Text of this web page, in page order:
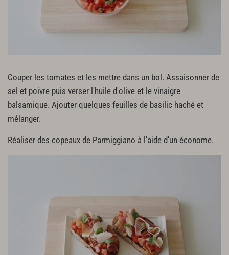
Couper les tomates et les mettre dans un bol. Assaisonner de
sel et poivre puis verser l'huile d'olive et le vinaigre
balsamique. Ajouter quelques feuilles de basilic haché et
mélanger.
Réaliser des copeaux de Parmiggiano à l'aide d'un économe.